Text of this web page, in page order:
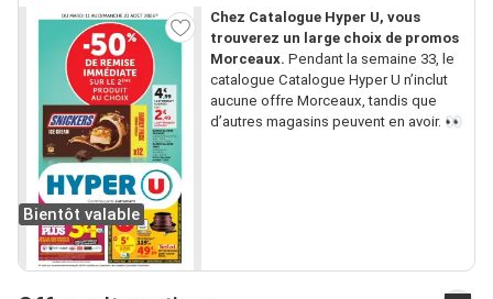
Bientôt valable
Chez Catalogue Hyper U, vous
trouverez un large choix de promos
Morceaux. Pendant la semaine 33, le
catalogue Catalogue Hyper U n’inclut
aucune offre Morceaux, tandis que
d’autres magasins peuvent en avoir. 👀